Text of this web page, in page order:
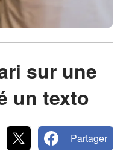
sur une
un texto
Partager